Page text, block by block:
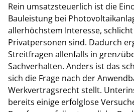
Rein umsatzsteuerlich ist die
Bauleistung bei
allerhöchstem Interesse,
Privatpersonen sind. Dadurch
Streitfragen allenfalls in
Sachverhalten. Anders ist das
sich die Frage nach der
Werkvertragsrecht stellt.
bereits einige erfolglose